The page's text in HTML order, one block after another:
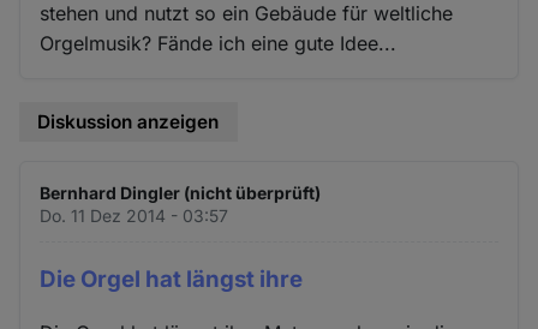
stehen und nutzt so ein Gebäude für weltliche
Orgelmusik? Fände ich eine gute Idee...
Diskussion anzeigen
Bernhard Dingler (nicht überprüft)
Do. 11 Dez 2014 - 03:57
Die Orgel hat längst ihre